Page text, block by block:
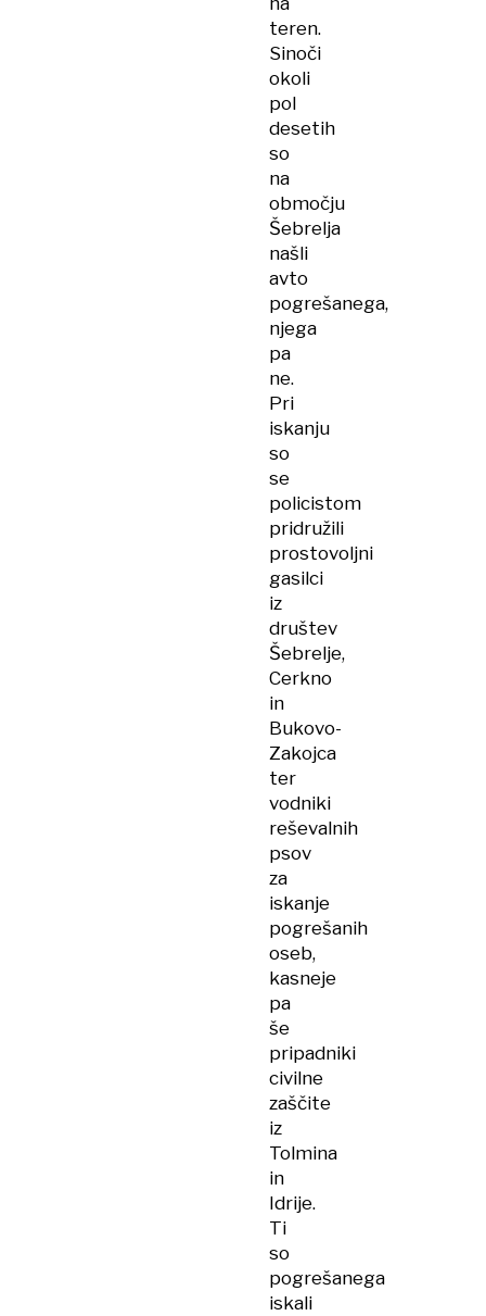
teren.
Sinoči
okoli
pol
desetih
so
na
območju
Šebrelja
našli
avto
pogrešanega,
njega
pa
ne.
Pri
iskanju
so
se
policistom
pridružili
prostovoljni
gasilci
iz
društev
Šebrelje,
Cerkno
in
Bukovo-
Zakojca
ter
vodniki
reševalnih
psov
za
iskanje
pogrešanih
oseb,
kasneje
pa
še
pripadniki
civilne
zaščite
iz
Tolmina
in
Idrije.
Ti
so
pogrešanega
iskali